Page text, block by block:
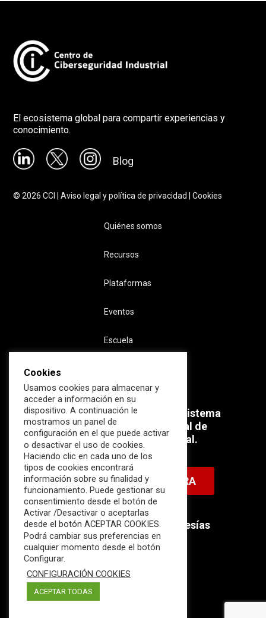
El ecosistema global para compartir experiencias y
conocimiento.
Blog
©2026 CCI |Aviso legal y política de privacidad |Cookies
Quiénes somos
Recursos
Plataformas
Eventos
Escuela
Súmate ahora al mayor Ecosistema
profesional e internacional de
Ciberseguridad Industrial.
HAZTE MIEMBRO AHORA
Descubre nuestras membresías
disponibles.
Cookies
Usamos cookies para almacenar y
acceder a información en su
dispositivo. A continuación le
mostramos un panel de
configuración en el que puede activar
o desactivar el uso de cookies.
Haciendo clic en cada uno de los
tipos de cookies encontrará
información sobre su finalidad y
funcionamiento. Puede gestionar su
consentimiento desde el botón de
Activar /Desactivar o aceptarlas
desde el botón ACEPTAR COOKIES.
Podrá cambiar sus preferencias en
cualquier momento desde el botón
Configurar.
CONFIGURACIÓN COOKIES
ACEPTAR TODAS